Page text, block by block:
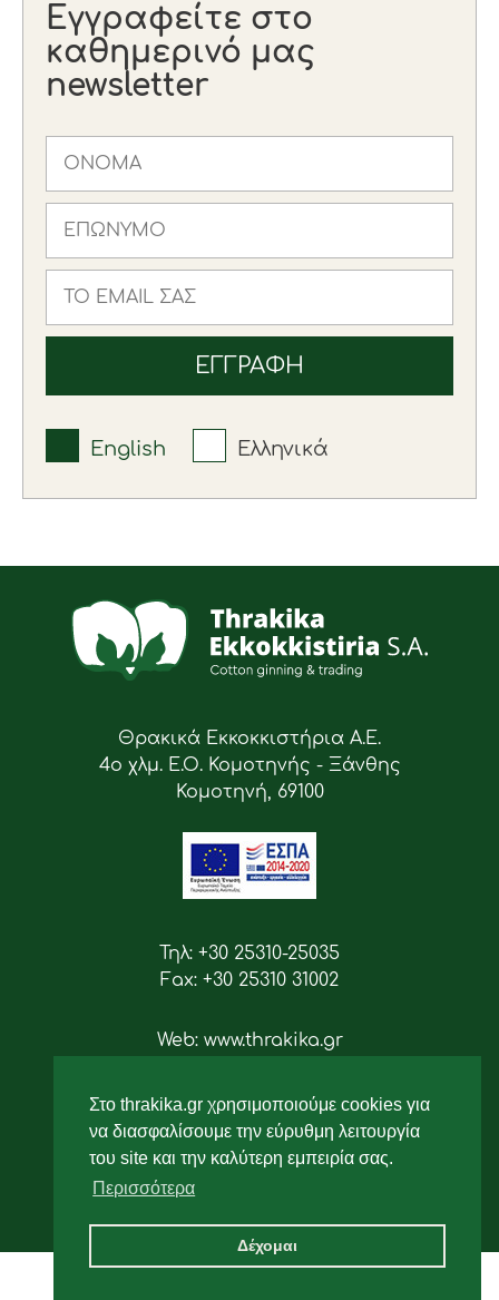
Στο thrakika.gr χρησιμοποιούμε cookies για
να διασφαλίσουμε την εύρυθμη λειτουργία
του site και την καλύτερη εμπειρία σας.
Περισσότερα
Δέχομαι
Εγγραφείτε στο
καθημερινό μας
newsletter
English Ελληνικά
Θρακικά Εκκοκκιστήρια Α.Ε.
4ο χλμ. Ε.Ο. Κομοτηνής - Ξάνθης
Κομοτηνή, 69100
Τηλ: +30 25310-25035
Fax: +30 25310 31002
Web: www.thrakika.gr
Ακολουθήστε μας